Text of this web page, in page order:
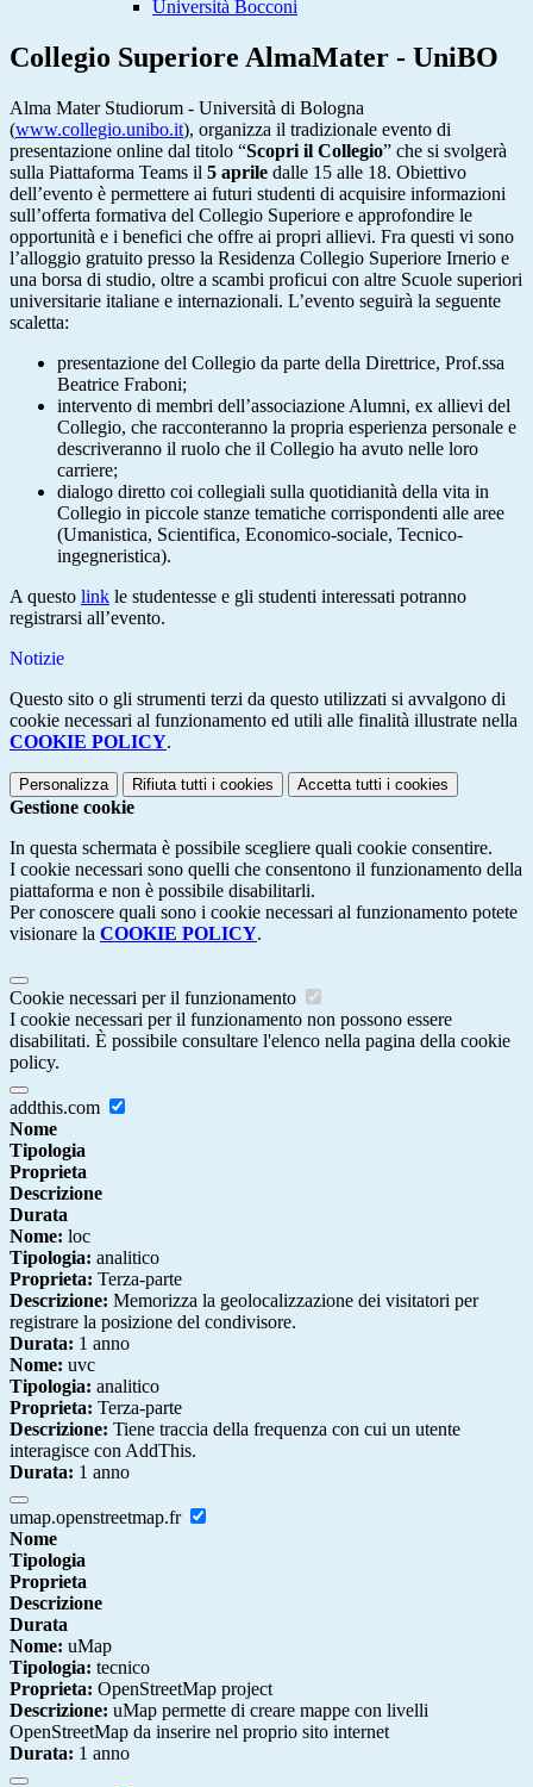
Università Bocconi
Collegio Superiore AlmaMater - UniBO
Alma Mater Studiorum - Università di Bologna
(www.collegio.unibo.it), organizza il tradizionale evento di
presentazione online dal titolo “Scopri il Collegio” che si svolgerà
sulla Piattaforma Teams il 5 aprile dalle 15 alle 18. Obiettivo
dell’evento è permettere ai futuri studenti di acquisire informazioni
sull’offerta formativa del Collegio Superiore e approfondire le
opportunità e i benefici che offre ai propri allievi. Fra questi vi sono
l’alloggio gratuito presso la Residenza Collegio Superiore Irnerio e
una borsa di studio, oltre a scambi proficui con altre Scuole superiori
universitarie italiane e internazionali. L’evento seguirà la seguente
scaletta:
presentazione del Collegio da parte della Direttrice, Prof.ssa
Beatrice Fraboni;
intervento di membri dell’associazione Alumni, ex allievi del
Collegio, che racconteranno la propria esperienza personale e
descriveranno il ruolo che il Collegio ha avuto nelle loro
carriere;
dialogo diretto coi collegiali sulla quotidianità della vita in
Collegio in piccole stanze tematiche corrispondenti alle aree
(Umanistica, Scientifica, Economico-sociale, Tecnico-
ingegneristica).
A questo link le studentesse e gli studenti interessati potranno
registrarsi all’evento.
Notizie
Questo sito o gli strumenti terzi da questo utilizzati si avvalgono di
cookie necessari al funzionamento ed utili alle finalità illustrate nella
COOKIE POLICY.
Personalizza Rifiuta tutti i cookies Accetta tutti i cookies
Gestione cookie
In questa schermata è possibile scegliere quali cookie consentire.
I cookie necessari sono quelli che consentono il funzionamento della
piattaforma e non è possibile disabilitarli.
Per conoscere quali sono i cookie necessari al funzionamento potete
visionare la COOKIE POLICY.
Cookie necessari per il funzionamento
I cookie necessari per il funzionamento non possono essere
disabilitati. È possibile consultare l'elenco nella pagina della cookie
policy.
addthis.com
Nome
Tipologia
Proprieta
Descrizione
Durata
Nome: loc
Tipologia: analitico
Proprieta: Terza-parte
Descrizione: Memorizza la geolocalizzazione dei visitatori per
registrare la posizione del condivisore.
Durata: 1 anno
Nome: uvc
Tipologia: analitico
Proprieta: Terza-parte
Descrizione: Tiene traccia della frequenza con cui un utente
interagisce con AddThis.
Durata: 1 anno
umap.openstreetmap.fr
Nome
Tipologia
Proprieta
Descrizione
Durata
Nome: uMap
Tipologia: tecnico
Proprieta: OpenStreetMap project
Descrizione: uMap permette di creare mappe con livelli
OpenStreetMap da inserire nel proprio sito internet
Durata: 1 anno